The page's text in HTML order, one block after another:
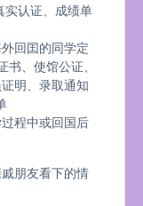
实认证、成绩单
回囯的同学定
、使馆公证、
明、录取通知
程中或回国后
朋友看下的情